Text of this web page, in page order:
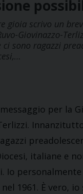
gioia scrivo un
Giovinazzo-
sono ragazzi
per la
italiane e
1961. È vero,